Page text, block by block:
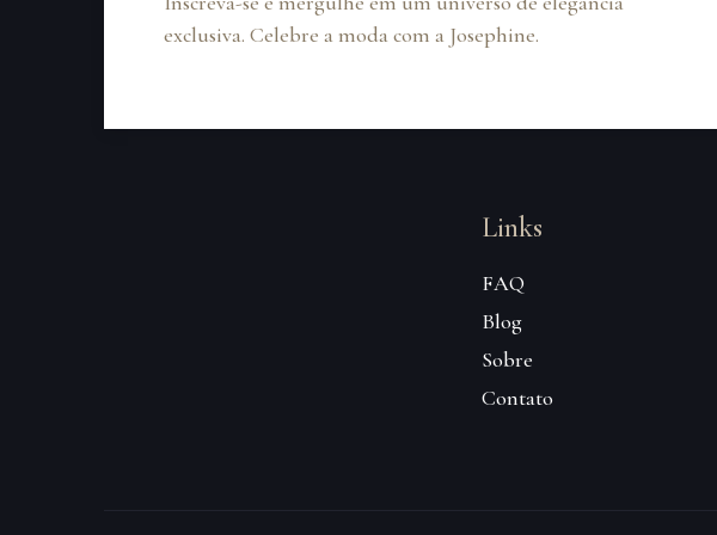
exclusiva. Celebre a moda com a Josephine.
Links
FAQ
Blog
Sobre
Contato